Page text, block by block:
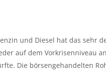
und Diesel hat das sehr
auf dem Vorkrisenniveau
Die börsengehandelten